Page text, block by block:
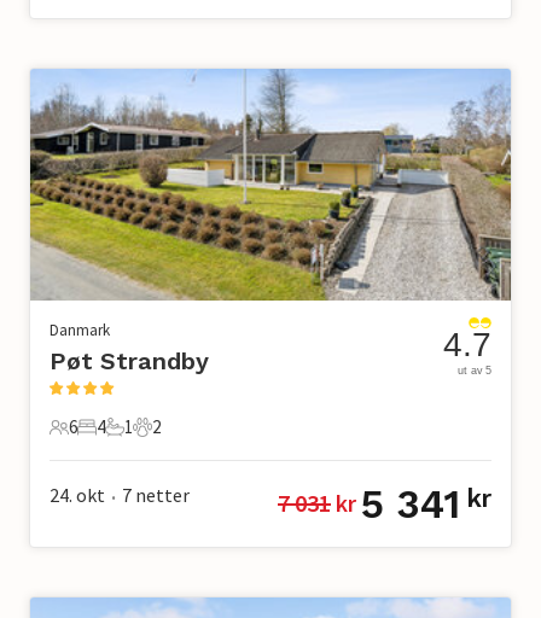
Danmark
Pøt Strandby
6 Gjester
6
4 Soverom
4
1 Bad
1
2 Kjæledyr
2
4.7
ut av 5
24. okt • 7 netter 7 031 kr 5 341 kr